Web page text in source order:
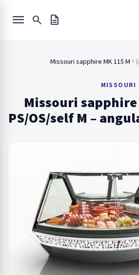
description
search
menu
chevron_left
Missouri sapphire MK 115 M
Missouri sapphire
PS/OS/self M –